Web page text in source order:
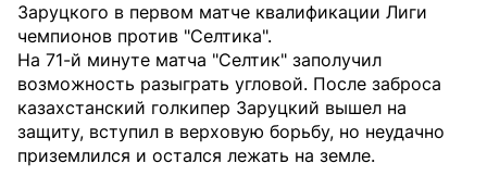
Заруцкого в первом матче квалификации Лиги
чемпионов против "Селтика".
На 71-й минуте матча "Селтик" заполучил
возможность разыграть угловой. После заброса
казахстанский голкипер Заруцкий вышел на
защиту, вступил в верховую борьбу, но неудачно
приземлился и остался лежать на земле.